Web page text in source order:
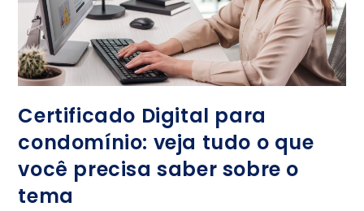
Certificado Digital para
condomínio: veja tudo o que
você precisa saber sobre o
tema